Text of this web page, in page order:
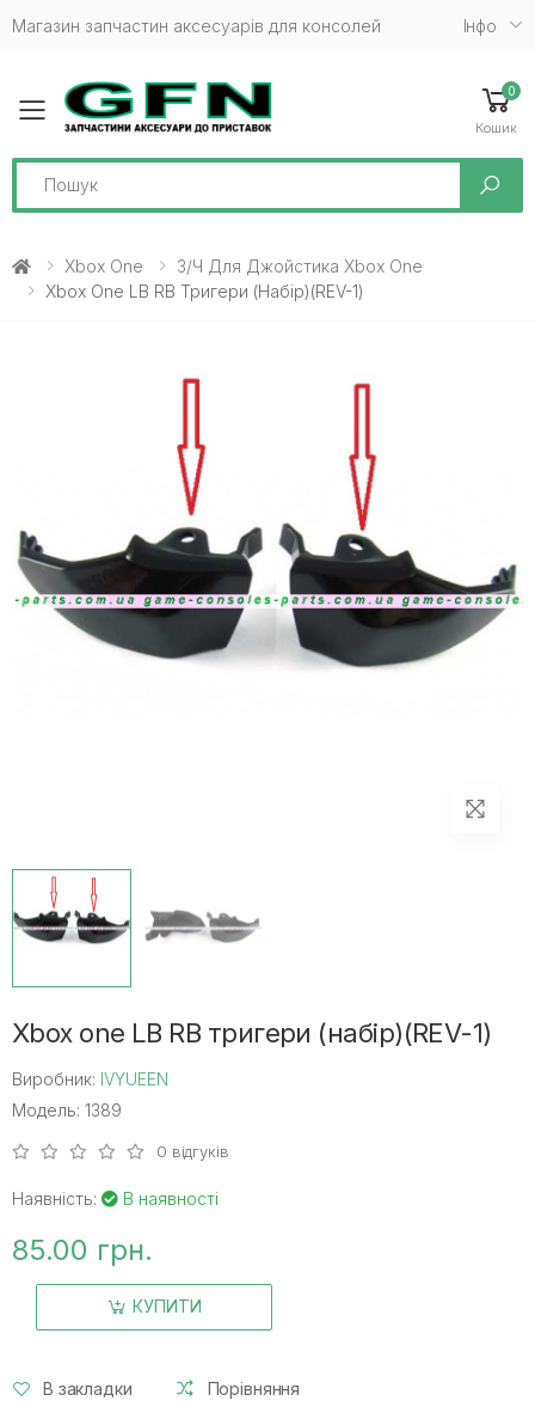
Магазин запчастин аксесуарів для консолей Iнфо
Toggle mobile menu
0
Кошик
Search
Xbox One
З/ч Для Джойстика Xbox One
Xbox One LB RB Тригери (набір)(REV-1)
Xbox one LB RB тригери (набір)(REV-1)
Виробник: IVYUEEN
Модель: 1389
0 відгуків
Наявність: В наявності
85.00 грн.
КУПИТИ
В закладки Порівняння